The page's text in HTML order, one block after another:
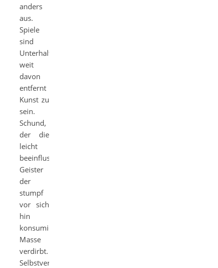
anders
aus.
Spiele
sind
Unterhaltungsprodukte,
weit
davon
entfernt
Kunst zu
sein.
Schund,
der die
leicht
beeinflussbaren
Geister
der
stumpf
vor sich
hin
konsumierenden
Masse
verdirbt.
Selbstverständlich